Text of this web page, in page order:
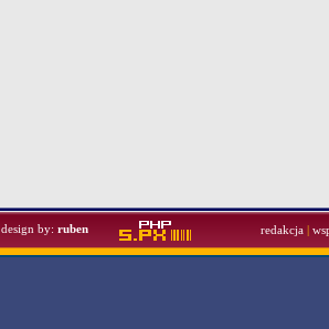
design by: ruben redakcja